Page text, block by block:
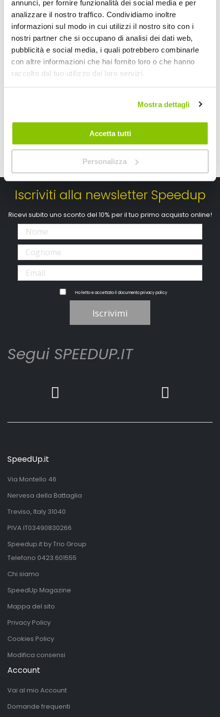
annunci, per fornire funzionalità dei social media e per
analizzare il nostro traffico. Condividiamo inoltre
informazioni sul modo in cui utilizzi il nostro sito con i
nostri partner che si occupano di analisi dei dati web,
pubblicità e social media, i quali potrebbero combinarle
con altre informazioni che hai fornito loro o che hanno
raccolto dal tuo utilizzo dei loro servizi.
Mostra dettagli
Accetta tutti
Personalizza
Filtro aria sportivo da sostituzione Bmw Serie 6 Gran
BMC
148,55 €
Filtro aria sportivo
BMC
Cilindrico
Iscriviti alla newsletter Speedup
Ricevi subito uno sconto del 10% per il tuo primo acquisto online!
Ho letto e accettato il documentoprivacy policy
Iscrivimi
Segui SPEEDUP.IT
SpeedUp.it
Via Montello 46
Nervesa della Battaglia
Treviso, Italy 31040
PIVA IT03490830266
Speedup.it by Trio Group
Telefono 0423.601555
Chi siamo
SpeedUp Magazine
Mappa del sito
Privacy Policy
Cookies Policy
Modifica consensi
Account
Vai al mio Account
Domande frequenti